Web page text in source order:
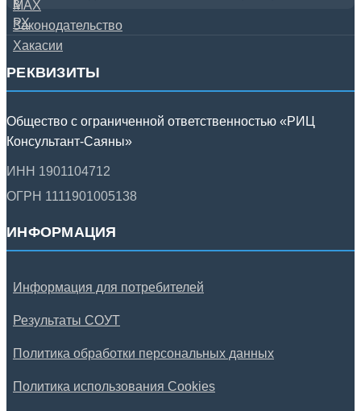
РЕКВИЗИТЫ
Общество с ограниченной ответственностью «РИЦ
Консультант-Саяны»
ИНН 1901104712
ОГРН 1111901005138
ИНФОРМАЦИЯ
Информация для потребителей
Результаты СОУТ
Политика обработки персональных данных
Политика использования Cookies